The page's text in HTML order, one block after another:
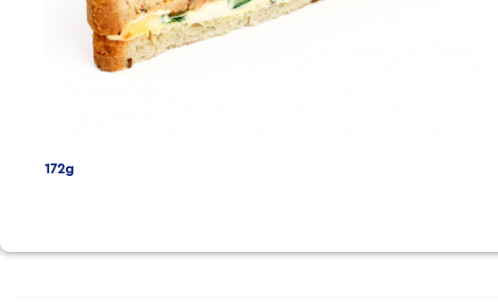
172g